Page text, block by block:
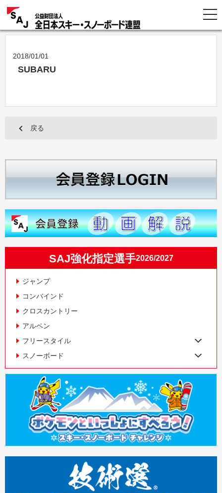
2018/01/01
SUBARU
戻る
SAJ強化指定選手2026/2027
ジャンプ
コンバインド
クロスカントリー
アルペン
フリースタイル
スノーボード